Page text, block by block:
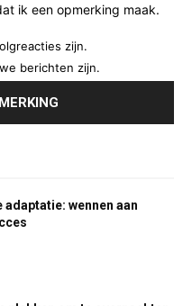
ik een opmerking maak.
zijn.
berichten zijn.
adaptatie: wennen aan